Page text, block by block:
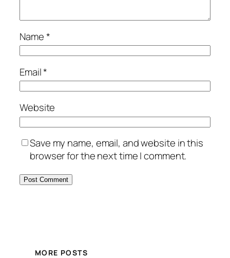
Name*
Email*
Website
Save my name, email, and website in this
browser for the next time I comment.
MORE POSTS